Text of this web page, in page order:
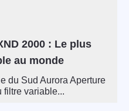
2000 : Le plus
au monde
du Sud Aurora Aperture
filtre variable...